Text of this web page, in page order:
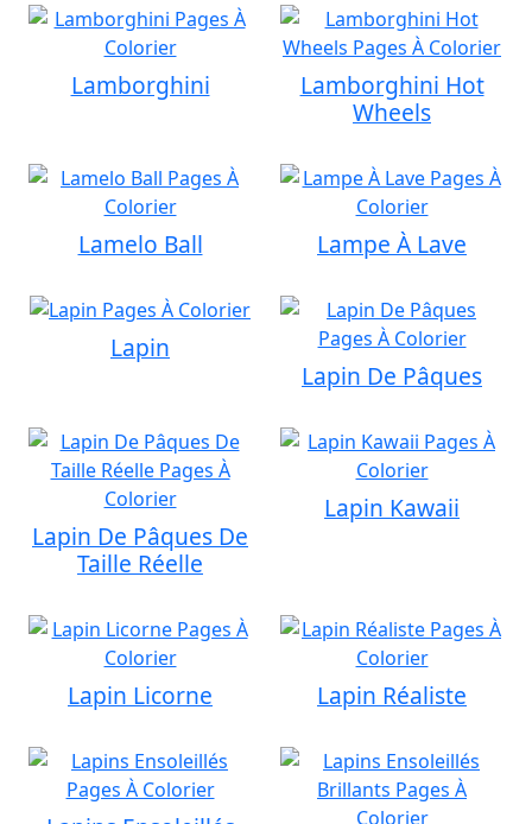
Lamborghini
Lamborghini Hot
Wheels
Lamelo Ball Lampe À Lave
Lapin
Lapin De Pâques
Lapin De Pâques De
Taille Réelle
Lapin Kawaii
Lapin Licorne Lapin Réaliste